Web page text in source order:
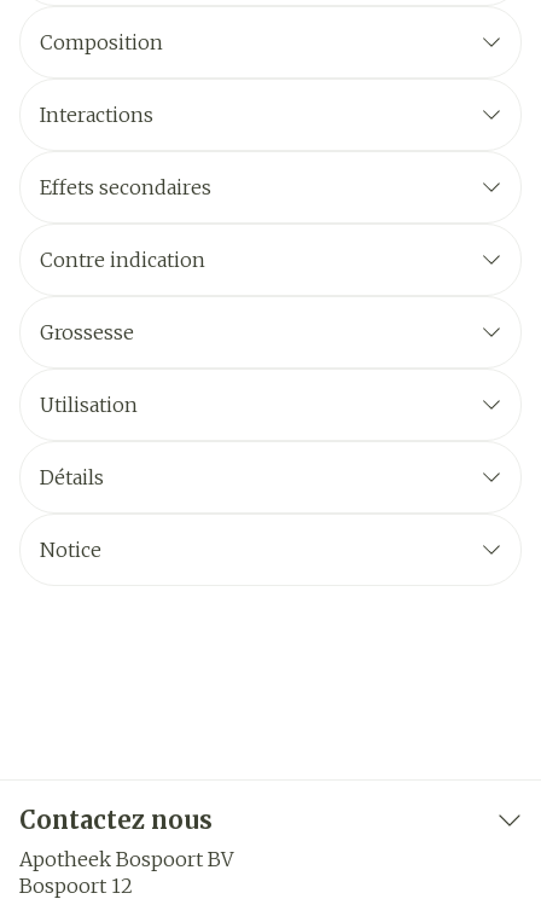
Composition
Interactions
Effets secondaires
Contre indication
Grossesse
Utilisation
Détails
Notice
Contactez nous
Apotheek Bospoort BV
Bospoort 12